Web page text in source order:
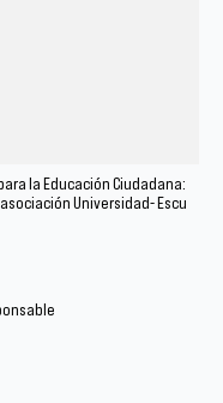
la Educación Ciudadana:
Universidad- Escu